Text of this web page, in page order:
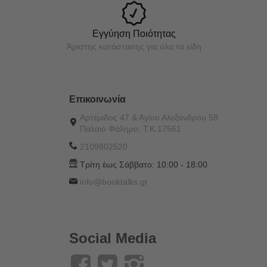
Εγγύηση Ποιότητας
Άριστης κατάστασης για όλα τα είδη
Επικοινωνία
Αρτέμιδος 47 & Αγίου Αλεξάνδρου 58
Παλαιό Φάληρο, Τ.Κ.17561
2109802520
Τρίτη έως Σάββατο: 10:00 - 18:00
info@booktalks.gr
Social Media